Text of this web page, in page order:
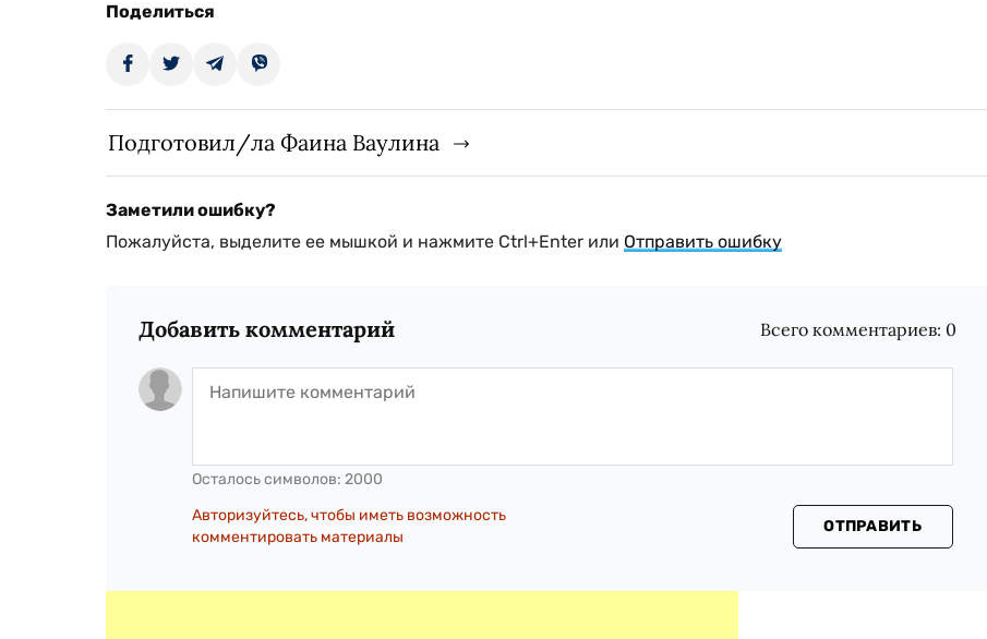
Поделиться
Подготовил/ла Фаина Ваулина
Заметили ошибку?
Пожалуйста, выделите ее мышкой и нажмите Ctrl+Enter или Отправить ошибку
Добавить комментарий Всего комментариев: 0
Осталось символов: 2000
Авторизуйтесь, чтобы иметь возможность
комментировать материалы
ОТПРАВИТЬ